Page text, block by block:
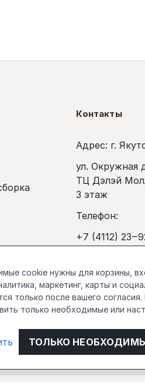
Контакты
Адрес: г.
ул. Окружная
ТЦ Дэлэй
3 этаж
Телефон:
+7 (4112)
Ежедневно с
cookie нужны для корзины,
маркетинг, карты и
только после вашего
только необходимые или
ТОЛЬКО